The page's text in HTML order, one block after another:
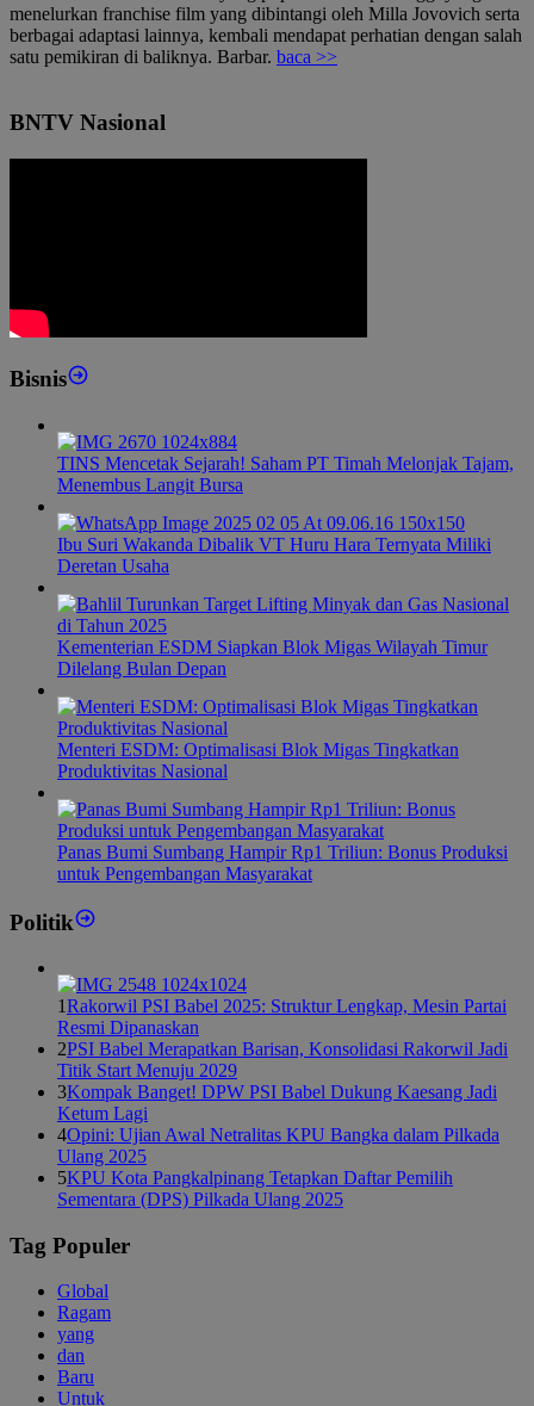
menelurkan franchise film yang dibintangi oleh Milla Jovovich serta
berbagai adaptasi lainnya, kembali mendapat perhatian dengan salah
satu pemikiran di baliknya. Barbar. baca >>
BNTV Nasional
Bisnis
TINS Mencetak Sejarah! Saham PT Timah Melonjak Tajam,
Menembus Langit Bursa
Ibu Suri Wakanda Dibalik VT Huru Hara Ternyata Miliki
Deretan Usaha
Kementerian ESDM Siapkan Blok Migas Wilayah Timur
Dilelang Bulan Depan
Menteri ESDM: Optimalisasi Blok Migas Tingkatkan
Produktivitas Nasional
Panas Bumi Sumbang Hampir Rp1 Triliun: Bonus Produksi
untuk Pengembangan Masyarakat
Politik
1Rakorwil PSI Babel 2025: Struktur Lengkap, Mesin Partai
Resmi Dipanaskan
2PSI Babel Merapatkan Barisan, Konsolidasi Rakorwil Jadi
Titik Start Menuju 2029
3Kompak Banget! DPW PSI Babel Dukung Kaesang Jadi
Ketum Lagi
4Opini: Ujian Awal Netralitas KPU Bangka dalam Pilkada
Ulang 2025
5KPU Kota Pangkalpinang Tetapkan Daftar Pemilih
Sementara (DPS) Pilkada Ulang 2025
Tag Populer
Global
Ragam
yang
dan
Baru
Untuk